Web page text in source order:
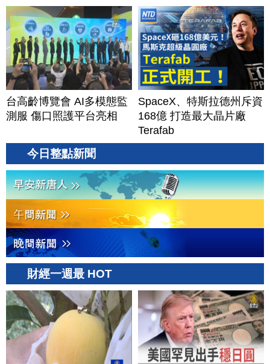
台高齡博覽會 AI多模態監
測服 傷口照護平台亮相
SpaceX、特斯拉德州斥資
168億 打造最大晶片廠
Terafab
今日整點新聞
財經一週最 HOT